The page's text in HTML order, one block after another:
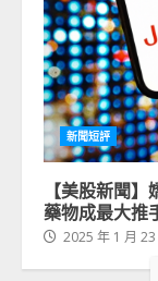
新聞短評
【美股新聞
藥物成最大推
2025 年 1 月 23